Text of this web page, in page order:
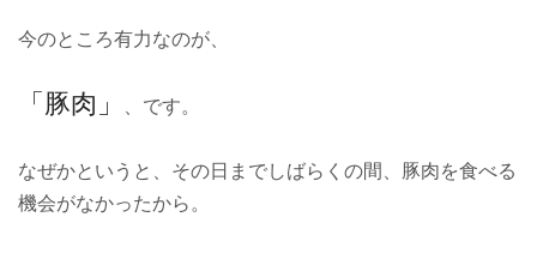
今のところ有力なのが、
「豚肉」 、です。
なぜかというと、その日までしばらくの間、豚肉を食べる
機会がなかったから。